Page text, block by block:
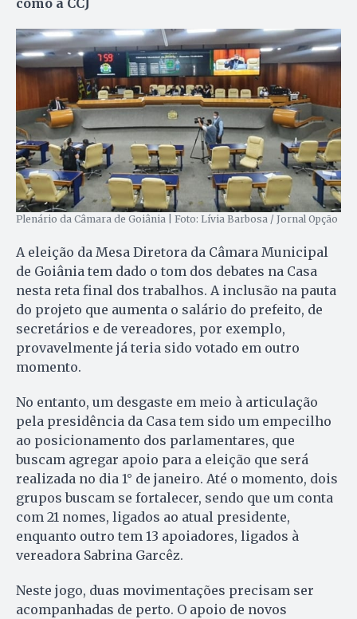
Plenário da Câmara de Goiânia | Foto: Lívia Barbosa / Jornal Opção
A eleição da Mesa Diretora da Câmara Municipal
de Goiânia tem dado o tom dos debates na Casa
nesta reta final dos trabalhos. A inclusão na pauta
do projeto que aumenta o salário do prefeito, de
secretários e de vereadores, por exemplo,
provavelmente já teria sido votado em outro
momento.
No entanto, um desgaste em meio à articulação
pela presidência da Casa tem sido um empecilho
ao posicionamento dos parlamentares, que
buscam agregar apoio para a eleição que será
realizada no dia 1° de janeiro. Até o momento, dois
grupos buscam se fortalecer, sendo que um conta
com 21 nomes, ligados ao atual presidente,
enquanto outro tem 13 apoiadores, ligados à
vereadora Sabrina Garcêz.
Neste jogo, duas movimentações precisam ser
acompanhadas de perto. O apoio de novos